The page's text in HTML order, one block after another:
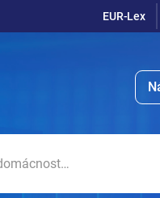
EUR-Lex